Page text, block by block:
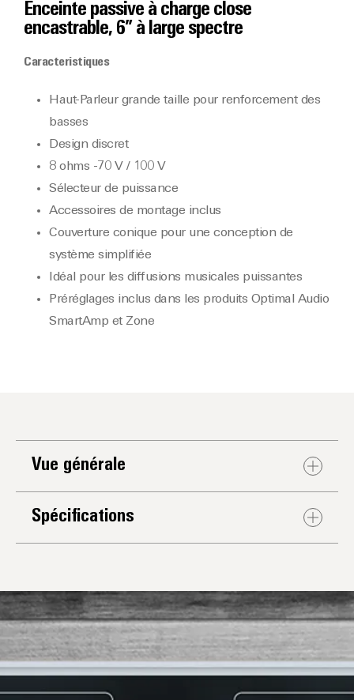
Enceinte passive à charge close
encastrable, 6” à large spectre
Caracteristiques
Haut-Parleur grande taille pour renforcement des
basses
Design discret
8 ohms -70 V / 100 V
Sélecteur de puissance
Accessoires de montage inclus
Couverture conique pour une conception de
système simplifiée
Idéal pour les diffusions musicales puissantes
Préréglages inclus dans les produits Optimal Audio
SmartAmp et Zone
Vue générale
Spécifications